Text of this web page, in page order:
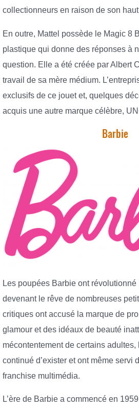
collectionneurs en raison de son
En outre, Mattel possède le Magic 8
plastique qui donne des réponses à
question. Elle a été créée par Albert
travail de sa mère médium.
exclusifs de ce jouet et, quelques
acquis une autre marque célèbre,
Barbie
Les poupées Barbie ont révolutionné
devenant le rêve de nombreuses
critiques ont accusé la marque de
glamour et des idéaux de beauté
mécontentement de certains
continué d’exister et ont même servi
franchise multimédia.
L’ère de Barbie a commencé en